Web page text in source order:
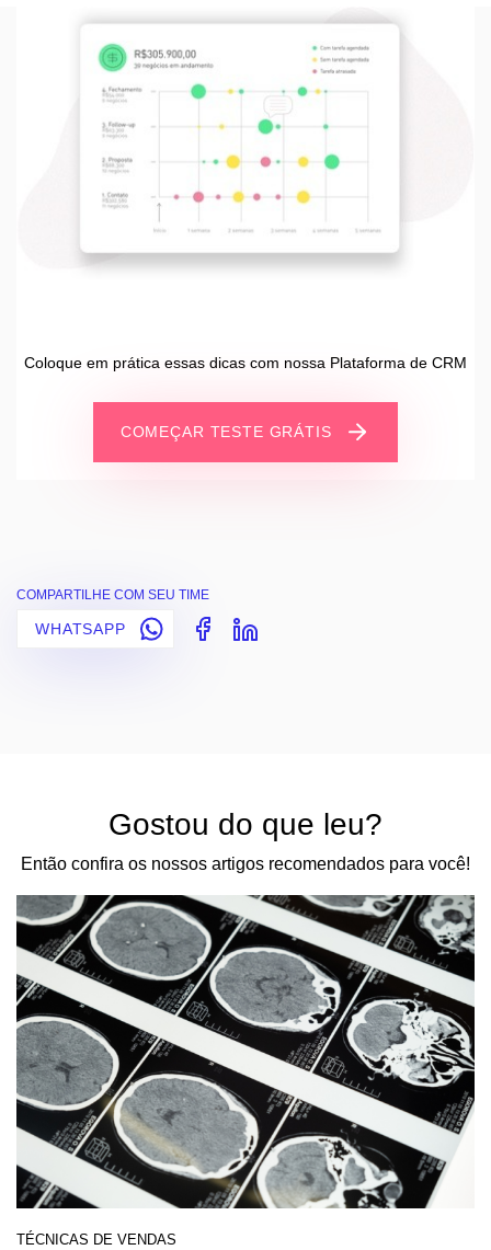
Coloque em prática essas dicas com nossa Plataforma de CRM
COMEÇAR TESTE GRÁTIS
COMPARTILHE COM SEU TIME
WHATSAPP
Gostou do que leu?
Então confira os nossos artigos recomendados para você!
TÉCNICAS DE VENDAS